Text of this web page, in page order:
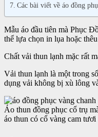
Các bài viết về áo đồng
Mẫu áo đầu tiên mà Phục
thể lựa chọn in lụa hoặc
Chất vải thun lạnh mặc rất
Vải thun lạnh là một trong
dụng vải không bị xù lông
Áo thun đồng phục cổ trụ
áo thun có cổ vàng cam tươi